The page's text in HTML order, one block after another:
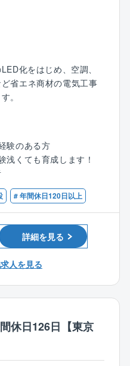
化し分析のもと、最適
企画、実行 など..
あり、行政からの信頼
空調等）導入のコンサ
ー（自家消費型太陽光
ーの導入を、企画・設
ルソリューション提案
し、カーボンニュート
現に向けたプラン策定
む「デザインビルド方
を最小限に、従来より
ため、全国の沢山の自
ギーや、省エネルギー
ンを手掛けている同
備フェーズの貴重な時
事業成長の中核を担え
おり、さらに事業を拡
ボンニュートラルに対
助を担える大変社会貢
できます。
左右されない。
れる可能性あり
灯などのLED照明の切
右されない
備フェーズの貴重な時
担えます。
の完全週休2日制のた
て働きたい方にピッタ
50代6名）
員が在籍。
進しております。「施
化をはじめ、空調、
省エネ商材の電気工事
。
せ
安全の管理
い
めており、愛知県内の病
な勤務地となります。
験のある方
浅くても育成します！
# 年間休日120日以上
詳細を見る
人を見る
休日126日【東京